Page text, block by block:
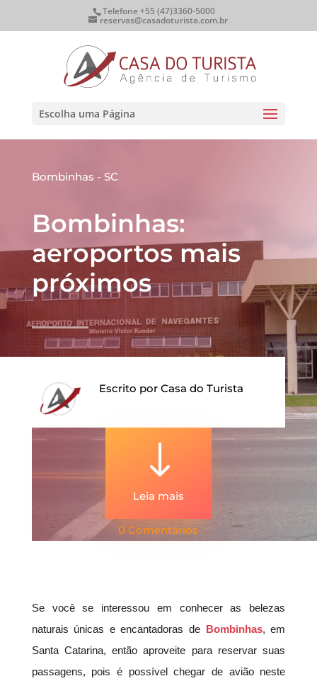
Telefone +55 (47)3360-5000
reservas@casadoturista.com.br
Escolha uma Página
Bombinhas - SC
Bombinhas:
aeroportos mais
próximos
Escrito por Casa do Turista
"
Leia mais
0 Comentários
Se você se interessou em conhecer as belezas
naturais únicas e encantadoras de Bombinhas, em
Santa Catarina, então aproveite para reservar suas
passagens, pois é possível chegar de avião neste